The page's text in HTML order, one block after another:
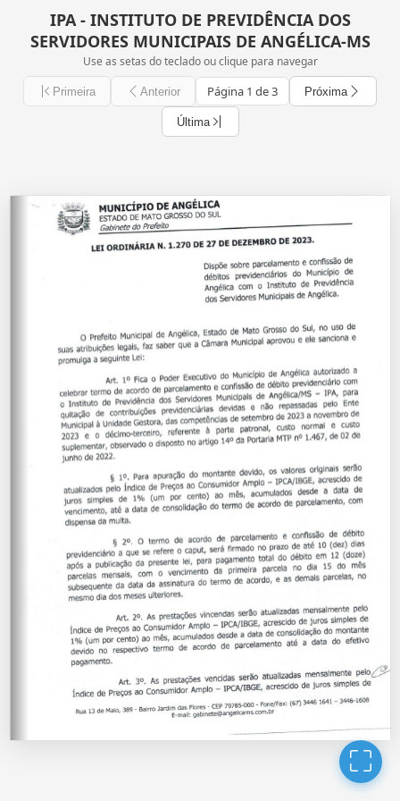
IPA - INSTITUTO DE PREVIDÊNCIA DOS
SERVIDORES MUNICIPAIS DE ANGÉLICA-MS
Use as setas do teclado ou clique para navegar
Primeira Anterior Página 1 de 3 Próxima
Última